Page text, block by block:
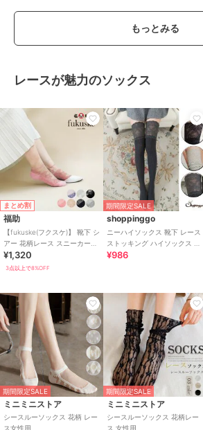
もっとみる
レースが魅力のソックス
まとめ割
福助
【fukuske(フクスケ)】 靴下 シ
アー 花柄レース スニーカー丈
(3363-211)
¥1,320
3点以上で8%OFF
期間限定SALE
shoppinggo
ニーハイソックス 靴下 レース
ストッキング ハイソックス リ
ブ編み
¥986
期間限定SALE
ミニミニストア
シースルーソックス 花柄 レー
ス女性用
期間限定SALE
ミニミニストア
シースルーソックス 花柄レー
ス 女性用